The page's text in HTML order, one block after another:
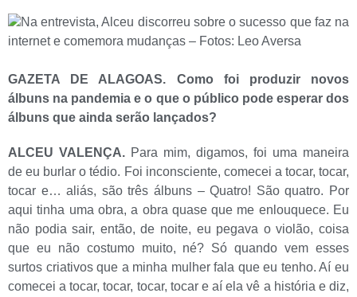
Na entrevista, Alceu discorreu sobre o sucesso que faz na
internet e comemora mudanças – Fotos: Leo Aversa
GAZETA DE ALAGOAS. Como foi produzir novos
álbuns na pandemia e o que o público pode esperar dos
álbuns que ainda serão lançados?
ALCEU VALENÇA. Para mim, digamos, foi uma maneira
de eu burlar o tédio. Foi inconsciente, comecei a tocar, tocar,
tocar e… aliás, são três álbuns – Quatro! São quatro. Por
aqui tinha uma obra, a obra quase que me enlouquece. Eu
não podia sair, então, de noite, eu pegava o violão, coisa
que eu não costumo muito, né? Só quando vem esses
surtos criativos que a minha mulher fala que eu tenho. Aí eu
comecei a tocar, tocar, tocar, tocar e aí ela vê a história e diz,